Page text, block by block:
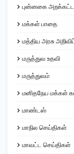
புன்னகை
மக்கள் பாதை
மத்திய அரசு
மருத்துவ உதவி
மருத்துவம்
மனிதநேய மக்கள்
மாண்டஸ்
மாநில செய்திகள்
மாவட்ட செய்திகள்